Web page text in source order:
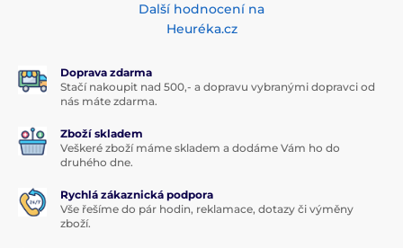
Další hodnocení na
Heuréka.cz
Doprava zdarma
Stačí nakoupit nad 500,- a dopravu vybranými dopravci od
nás máte zdarma.
Zboží skladem
Veškeré zboží máme skladem a dodáme Vám ho do
druhého dne.
Rychlá zákaznická podpora
Vše řešíme do pár hodin, reklamace, dotazy či výměny
zboží.